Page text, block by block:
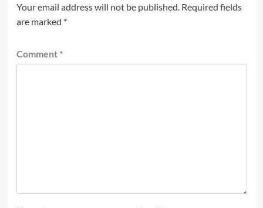
Your email address will not be published. Required fields
are marked *
Comment *